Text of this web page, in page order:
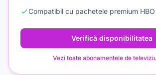
Compatibil cu pachetele premium
Verifică disponibilitatea
Vezi toate abonamentele de